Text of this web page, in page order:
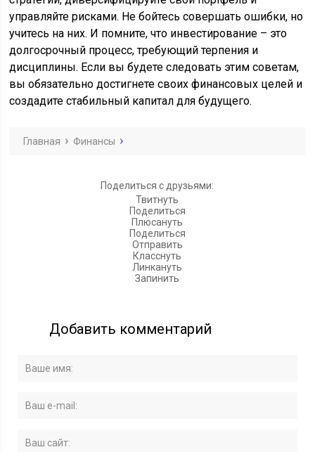
управляйте рисками. Не бойтесь совершать ошибки, но
учитесь на них. И помните, что инвестирование – это
долгосрочный процесс, требующий терпения и
дисциплины. Если вы будете следовать этим советам,
вы обязательно достигнете своих финансовых целей и
создадите стабильный капитал для будущего.
Главная Финансы
Поделиться с друзьями:
Твитнуть
Поделиться
Плюсануть
Поделиться
Отправить
Класснуть
Линкануть
Запинить
Добавить комментарий